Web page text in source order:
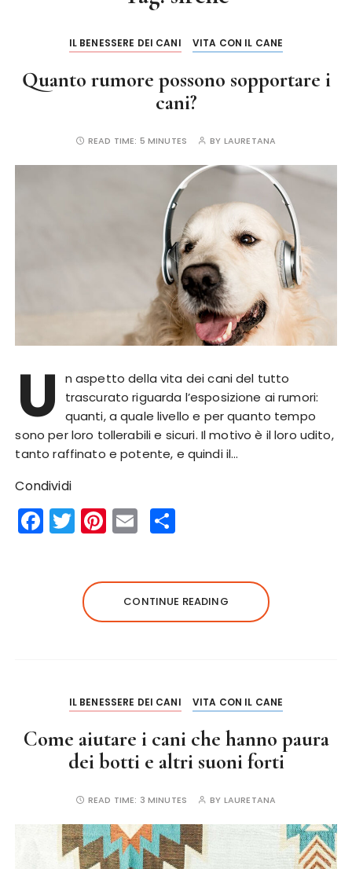
IL BENESSERE DEI CANI VITA CON IL CANE
Quanto rumore possono sopportare i
cani?
READ TIME: 5 MINUTES BY LAURETANA
U
n aspetto della vita dei cani del tutto
trascurato riguarda l’esposizione ai rumori:
quanti, a quale livello e per quanto tempo
sono per loro tollerabili e sicuri. Il motivo è il loro udito,
tanto raffinato e potente, e quindi il…
Condividi
F
a
T
w
te
r
Pi
n
re
st
E
m
l re
CONTINUE READING
IL BENESSERE DEI CANI VITA CON IL CANE
Come aiutare i cani che hanno paura
dei botti e altri suoni forti
READ TIME: 3 MINUTES BY LAURETANA